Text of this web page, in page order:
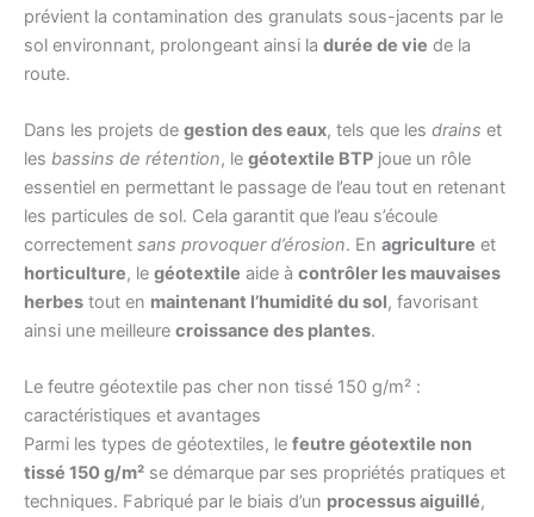
prévient la contamination des granulats sous-jacents par le
sol environnant, prolongeant ainsi la durée de vie de la
route.
Dans les projets de gestion des eaux, tels que les drains et
les bassins de rétention, le géotextile BTP joue un rôle
essentiel en permettant le passage de l’eau tout en retenant
les particules de sol. Cela garantit que l’eau s’écoule
correctement sans provoquer d’érosion. En agriculture et
horticulture, le géotextile aide à contrôler les mauvaises
herbes tout en maintenant l’humidité du sol, favorisant
ainsi une meilleure croissance des plantes.
Le feutre géotextile pas cher non tissé 150 g/m² :
caractéristiques et avantages
Parmi les types de géotextiles, le feutre géotextile non
tissé 150 g/m² se démarque par ses propriétés pratiques et
techniques. Fabriqué par le biais d’un processus aiguillé,